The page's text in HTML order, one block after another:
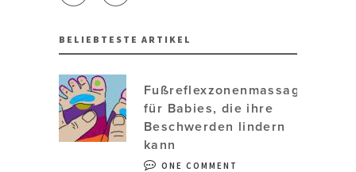
BELIEBTESTE ARTIKEL
Fußreflexzonenmassage
für Babies, die ihre
Beschwerden lindern
kann
ONE COMMENT